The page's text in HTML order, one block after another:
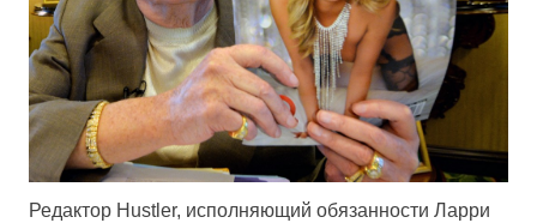
Редактор Hustler, исполняющий обязанности Ларри